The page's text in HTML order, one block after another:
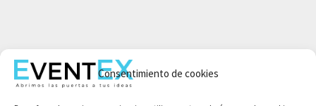
Consentimiento de cookies
Aviso legal
Política de privacidad